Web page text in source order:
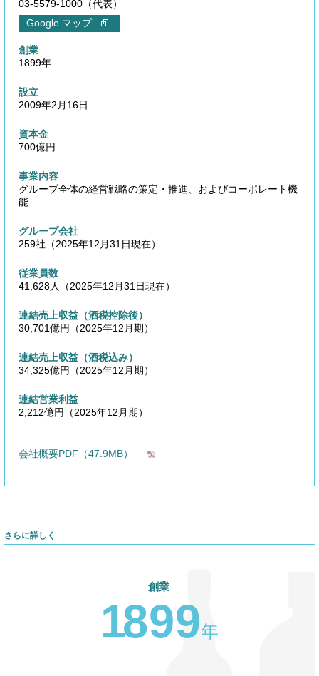
03-5579-1000（代表）
創業
1899年
設立
2009年2月16日
資本金
700億円
事業内容
グループ全体の経営戦略の策定・推進、およびコーポレート機
能
グループ会社
259社（2025年12月31日現在）
従業員数
41,628人（2025年12月31日現在）
連結売上収益（酒税控除後）
30,701億円（2025年12月期）
連結売上収益（酒税込み）
34,325億円（2025年12月期）
連結営業利益
2,212億円（2025年12月期）
会社概要PDF （47.9MB）
さらに詳しく
創業
1899年